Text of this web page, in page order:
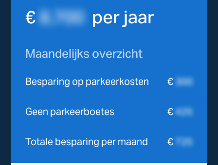
€8,700per jaar
Maandelijks overzicht
Besparing op parkeerkosten € 300
Geen parkeerboetes €425
Totale besparing per maand € 725